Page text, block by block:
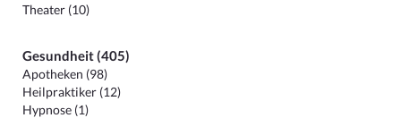
Theater (10)
Gesundheit (405)
Apotheken (98)
Heilpraktiker (12)
Hypnose (1)